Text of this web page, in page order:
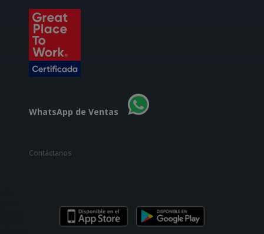
WhatsApp de Ventas
Contáctanos